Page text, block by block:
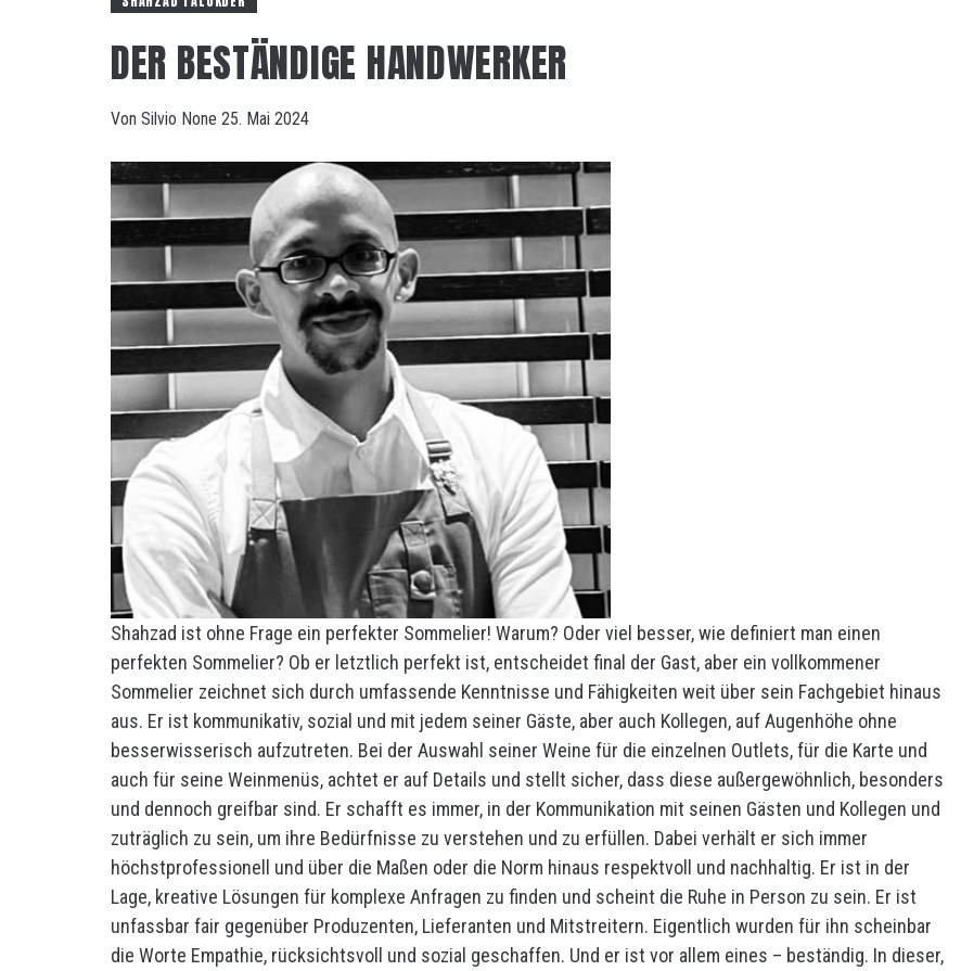
DER BESTÄNDIGE HANDWERKER
Von Silvio None 25. Mai 2024
Shahzad ist ohne Frage ein perfekter Sommelier! Warum? Oder viel besser, wie definiert man einen
perfekten Sommelier? Ob er letztlich perfekt ist, entscheidet final der Gast, aber ein vollkommener
Sommelier zeichnet sich durch umfassende Kenntnisse und Fähigkeiten weit über sein Fachgebiet hinaus
aus. Er ist kommunikativ, sozial und mit jedem seiner Gäste, aber auch Kollegen, auf Augenhöhe ohne
besserwisserisch aufzutreten. Bei der Auswahl seiner Weine für die einzelnen Outlets, für die Karte und
auch für seine Weinmenüs, achtet er auf Details und stellt sicher, dass diese außergewöhnlich, besonders
und dennoch greifbar sind. Er schafft es immer, in der Kommunikation mit seinen Gästen und Kollegen und
zuträglich zu sein, um ihre Bedürfnisse zu verstehen und zu erfüllen. Dabei verhält er sich immer
höchstprofessionell und über die Maßen oder die Norm hinaus respektvoll und nachhaltig. Er ist in der
Lage, kreative Lösungen für komplexe Anfragen zu finden und scheint die Ruhe in Person zu sein. Er ist
unfassbar fair gegenüber Produzenten, Lieferanten und Mitstreitern. Eigentlich wurden für ihn scheinbar
die Worte Empathie, rücksichtsvoll und sozial geschaffen. Und er ist vor allem eines – beständig. In dieser,